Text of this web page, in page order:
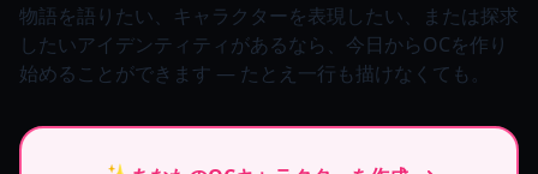
物語を語りたい、キャラクターを表現したい、または探求
したいアイデンティティがあるなら、今日からOCを作り
始めることができます — たとえ一行も描けなくても。